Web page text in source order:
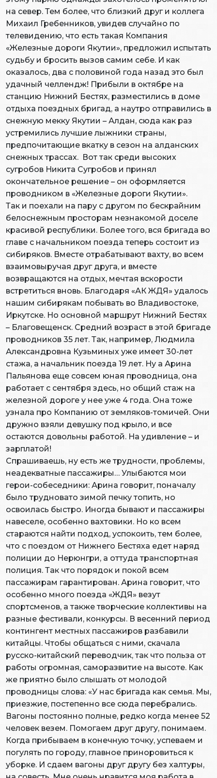
на север. Тем более, что близкий друг и коллега
Михаил Гребенников, увидев случайно по
телевидению, что есть такая Компания
«Железные дороги Якутии», предложил испытать
судьбу и бросить вызов самим себе. И как
оказалось, два с половиной года назад это был
удачный челлендж! Прибыли в октябре на
станцию Нижний Бестях, разместились в доме
отдыха поездных бригад, а наутро отправились в
снежную мекку Якутии – Алдан, сюда как раз
устремились лучшие лыжники страны,
предпочитающие вкатку в сезон на алданских
снежных трассах. Вот так среди высоких
сугробов Никита Сугробов и принял
окончательное решение – он оформляется
проводником в «Железные дороги Якутии».
Так и поехали на пару с другом по бескрайним
белоснежным просторам незнакомой доселе
красивой республики. Более того, вся бригада во
главе с начальником поезда теперь состоит из
сибиряков. Вместе отрабатывают вахту, во всем
взаимовыручая друг друга, и вместе
возвращаются на отдых, мечтая вскорости
встретиться вновь. Благодаря «АК ЖДЯ» удалось
нашим сибирякам побывать во Владивостоке,
Иркутске. Но основной маршрут Нижний Бестях
– Благовещенск. Средний возраст в этой бригаде
проводников 35 лет. Так, например, Людмила
Александровна Кузьминых уже имеет 30-лет
стажа, а начальник поезда 19 лет. Ну а Арина
Пальянова еще совсем юная проводница, она
работает с сентября здесь, но общий стаж на
железной дороге у нее уже 4 года. Она тоже
узнала про Компанию от земляков-томичей. Они
дружно взяли девушку под крыло, и все
остаются довольны работой. На удивление – и
зарплатой!
Спрашиваешь, ну есть же трудности, проблемы,
неадекватные пассажиры… Улыбаются мои
герои-собеседники: Арина говорит, поначалу
было трудновато зимой печку топить, но
освоилась быстро. Иногда бывают и пассажиры
навеселе, особенно вахтовики. Но ко всем
стараются найти подход, успокоить, тем более,
что с поездом от Нижнего Бестяха едет наряд
полиции до Нерюнгри, а оттуда транспортная
полиция. Так что порядок и покой всем
пассажирам гарантирован. Арина говорит, что
особенно много поезда «ЖДЯ» везут
спортсменов, а также творческие коллективы на
разные фестивали, конкурсы. В весенний период
контингент местных пассажиров разбавили
китайцы. Чтобы общаться с ними, скачала
русско-китайский переводчик, так что польза от
работы огромная, саморазвитие на высоте. Как
же приятно было слышать от молодой
проводницы слова: «У нас бригада как семья. Мы,
приезжие, постепенно все сюда перебрались.
Вагоны постоянно полные, редко когда менее 52
человек везем. Помогаем друг другу, понимаем.
Когда прибываем в конечную точку, успеваем и
погулять по городу, главное приноровиться к
уборке. И сдаем вагоны друг другу без халтуры,